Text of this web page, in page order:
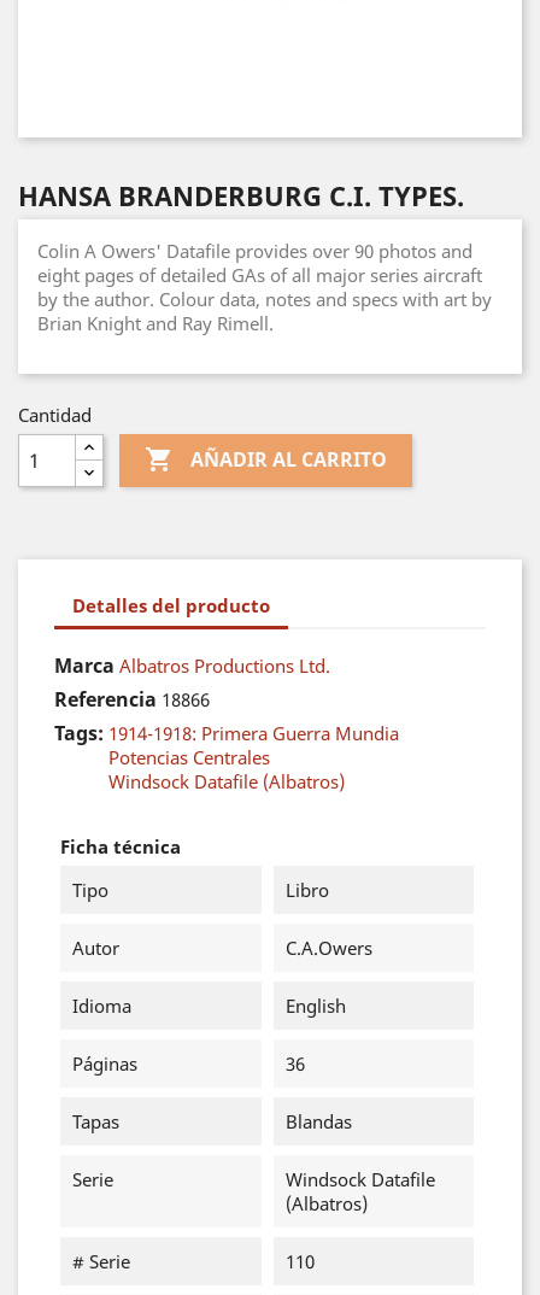
HANSA BRANDERBURG C.I. TYPES.
Colin A Owers' Datafile provides over 90 photos and
eight pages of detailed GAs of all major series aircraft
by the author. Colour data, notes and specs with art by
Brian Knight and Ray Rimell.
Cantidad
 AÑADIR AL CARRITO
Detalles del producto
Marca Albatros Productions Ltd.
Referencia 18866
Tags: 1914-1918: Primera Guerra Mundia
Potencias Centrales
Windsock Datafile (Albatros)
Ficha técnica
Tipo
Libro
Autor C.A.Owers
Idioma English
Páginas 36
Tapas Blandas
Serie
Windsock Datafile
(Albatros)
# Serie 110